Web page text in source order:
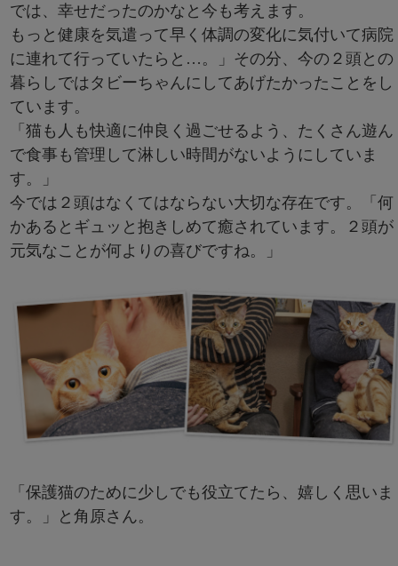
では、幸せだったのかなと今も考えます。
もっと健康を気遣って早く体調の変化に気付いて病院
に連れて行っていたらと…。」その分、今の２頭との
暮らしではタビーちゃんにしてあげたかったことをし
ています。
「猫も人も快適に仲良く過ごせるよう、たくさん遊ん
で食事も管理して淋しい時間がないようにしていま
す。」
今では２頭はなくてはならない大切な存在です。「何
かあるとギュッと抱きしめて癒されています。２頭が
元気なことが何よりの喜びですね。」
「保護猫のために少しでも役立てたら、嬉しく思いま
す。」と角原さん。